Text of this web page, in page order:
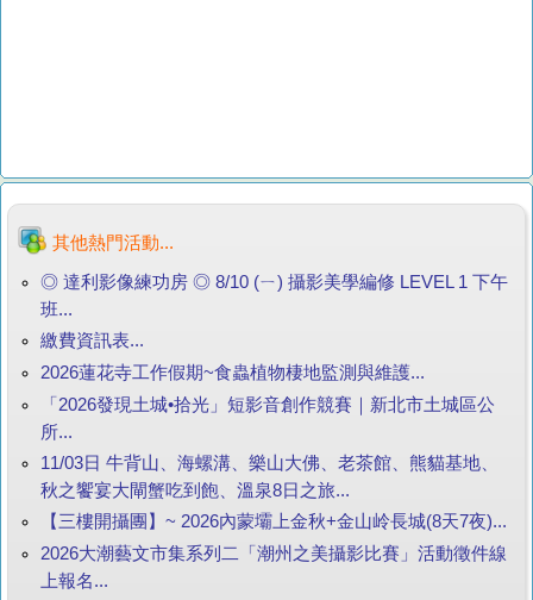
其他熱門活動...
◎ 達利影像練功房 ◎ 8/10 (ㄧ) 攝影美學編修 LEVEL 1 下午
班...
繳費資訊表...
2026蓮花寺工作假期~食蟲植物棲地監測與維護...
「2026發現土城•拾光」短影音創作競賽｜新北市土城區公
所...
11/03日 牛背山、海螺溝、樂山大佛、老茶館、熊貓基地、
秋之饗宴大閘蟹吃到飽、溫泉8日之旅...
【三樓開攝團】~ 2026內蒙壩上金秋+金山岭長城(8天7夜)...
2026大潮藝文市集系列二「潮州之美攝影比賽」活動徵件線
上報名...